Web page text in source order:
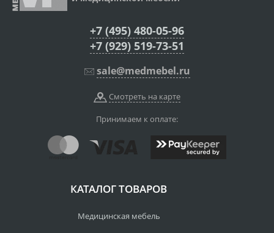
+7 (495) 480-05-96
+7 (929) 519-73-51
sale@medmebel.ru
Смотреть на карте
Принимаем к оплате:
КАТАЛОГ ТОВАРОВ
Медицинская мебель